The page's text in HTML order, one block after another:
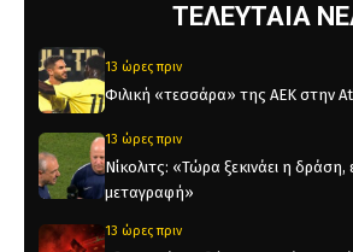
ΤΕΛΕΥΤΑΙΑ
13 ώρες πριν
Φιλική «τεσσάρα» της ΑΕΚ στην
13 ώρες πριν
Νίκολιτς: «Τώρα ξεκινάει η δράση,
μεταγραφή»
13 ώρες πριν